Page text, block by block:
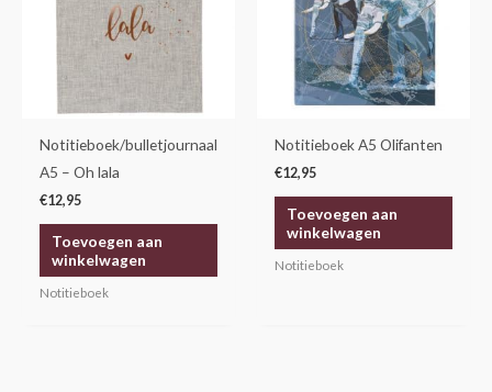
Notitieboek/bulletjournaal
A5 – Oh lala
€12,95
Toevoegen aan
winkelwagen
Notitieboek
Notitieboek A5 Olifanten
€12,95
Toevoegen aan
winkelwagen
Notitieboek